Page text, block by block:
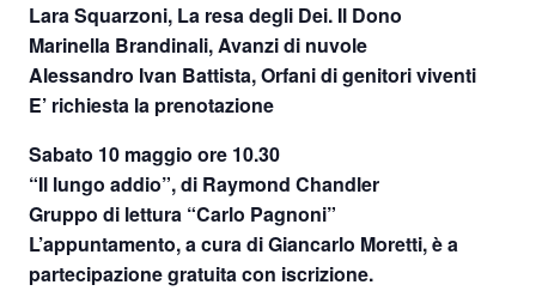
Lara Squarzoni, La resa degli Dei. Il Dono
Marinella Brandinali, Avanzi di nuvole
Alessandro Ivan Battista, Orfani di genitori viventi
E’ richiesta la prenotazione
Sabato 10 maggio ore 10.30
“Il lungo addio”, di Raymond Chandler
Gruppo di lettura “Carlo Pagnoni”
L’appuntamento, a cura di Giancarlo Moretti, è a
partecipazione gratuita con iscrizione.